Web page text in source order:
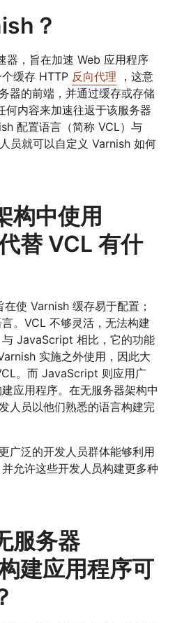
？
器，旨在加速 Web 应用程序
缓存 HTTP 反向代理 ，这意
器的前端，并通过缓存或存储
何内容来加速往返于该服务器
配置语言（简称 VCL）与
员就可以自定义 Varnish 如何
构中使用
替 VCL 有什
使 Varnish 缓存易于配置；
。VCL 不够灵活，无法构建
JavaScript 相比，它的功能
实施之外使用，因此大
。而 JavaScript 则应用广
应用程序。在无服务器架构中
人员以他们熟悉的语言构建完
广泛的开发人员群体能够利用
允许这些开发人员构建更多种
服务器
建应用程序可